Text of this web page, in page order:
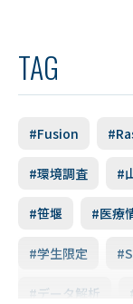
TAG
#Fusion
#環境調査 #
#笹堰 #医療
#学生限定
#データ解析